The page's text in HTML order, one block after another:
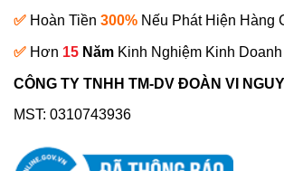
✅ Hoàn Tiền 300% Nếu Phát Hiện Hàng
✅ Hơn 15 Năm Kinh Nghiệm Kinh Doanh
CÔNG TY TNHH TM-DV ĐOÀN VI
MST: 0310743936